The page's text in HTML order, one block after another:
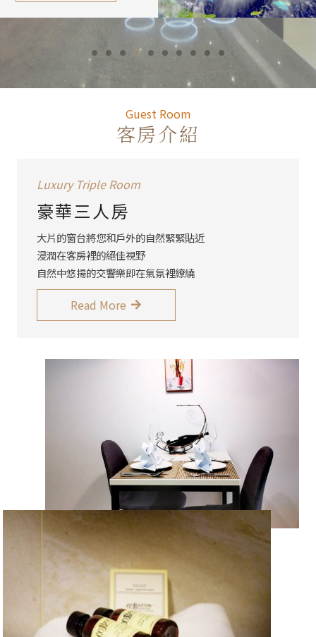
Guest
Guest Room
客房介紹
Sweet Quadruple Room
甜蜜家庭房
空氣中的甜蜜氣味 點上一盞夜燈
讓客人在我們的細心安排下
在白淨舒服的枕褥上 沉沉的睡個好眠
Read More